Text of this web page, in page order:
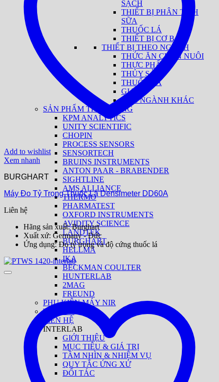
SẠCH
THIẾT BỊ PHÂN TÍCH
SỮA
THUỐC LÁ
THIẾT BỊ CƠ BẢN
THIẾT BỊ THEO NGÀNH
THỨC ĂN CHĂN NUÔI
THỰC PHẨM
THỦY SẢN
THUỐC LÁ
GIA VỊ
CÁC NGÀNH KHÁC
SẢN PHẨM THEO HÃNG
KPM ANALYTICS
UNITY SCIENTIFIC
CHOPIN
PROCESS SENSORS
SENSORTECH
BRUINS INSTRUMENTS
ANTON PAAR - BRABENDER
SIGHTLINE
AMS ALLIANCE
THERMO
PHARMATEST
OXFORD INSTRUMENTS
AVIDITY SCIENCE
LANDTEK
BURGHART
HELLMA
IKA
BECKMAN COULTER
HUNTERLAB
2MAG
FREUND
PHỤ KIỆN MÁY NIR
TIN TỨC
LIÊN HỆ
INTERLAB
GIỚI THIỆU
MỤC TIÊU & GIÁ TRỊ
TẦM NHÌN & NHIỆM VỤ
QUY TẮC ỨNG XỬ
ĐỐI TÁC
Add to wishlist
Xem nhanh
BURGHART
Máy Đo Tỷ Trọng Thuốc Lá Densimeter DD60A
Liên hệ
Hãng sản xuất: Burghart
Xuất xứ: Germany - Đức
Ứng dụng: Đo tỷ trọng và độ cứng thuốc lá